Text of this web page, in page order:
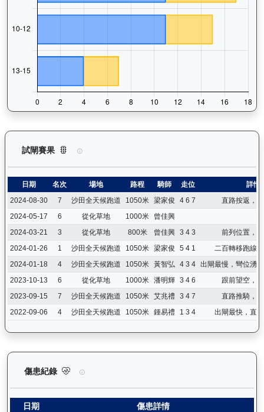
試閘賽果 精彩勇士（D387）— 試閘賽果紀錄：查看馬匹
日期 名次 場地 路程 騎師 走位
詳情
2024-08-30
7 沙田全天候跑道 1050米 梁家俊 4 6 7
直路按返，
2024-05-17
6 從化草地 1000米
曾佳興
2024-03-21
3 從化草地 800米 曾佳興 3 4 3
前列位置，
2024-01-26
1 沙田全天候跑道 1050米 梁家俊 5 4 1
二百轉移跑線
2024-01-18
4 沙田全天候跑道 1050米 黃智弘 4 3 4 出閘最慢，彎位湧
2023-10-13
6 從化草地 1000米 潘明輝 3 4 6
跟前望空，
2023-09-15
7 沙田全天候跑道 1050米 艾兆禮 3 4 7
直路推騎，
2022-09-06
4 沙田全天候跑道 1050米 鍾易禮 1 3 4 出閘最快，直
傷患紀錄 精彩勇士（D387）— 傷患紀錄：查看馬匹完整
日期 傷患詳情